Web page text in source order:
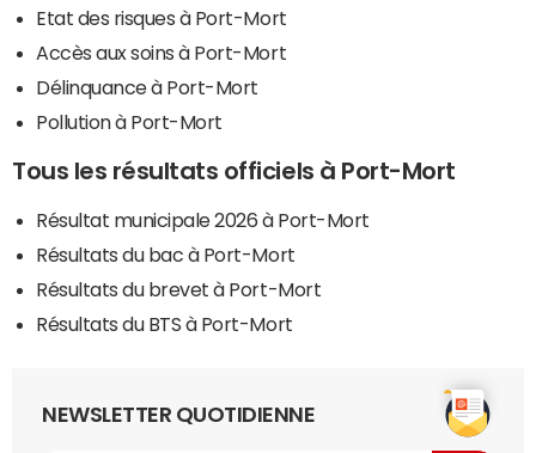
Etat des risques à Port-Mort
Accès aux soins à Port-Mort
Délinquance à Port-Mort
Pollution à Port-Mort
Tous les résultats officiels à Port-Mort
Résultat municipale 2026 à Port-Mort
Résultats du bac à Port-Mort
Résultats du brevet à Port-Mort
Résultats du BTS à Port-Mort
NEWSLETTER QUOTIDIENNE